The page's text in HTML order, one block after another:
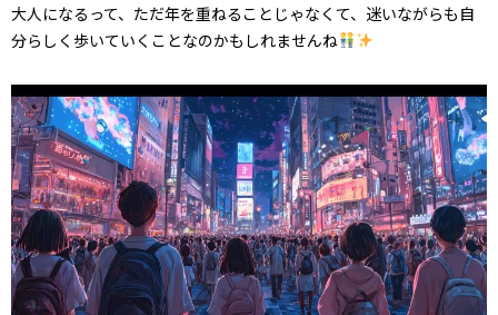
大人になるって、ただ年を重ねることじゃなくて、迷いながらも自
分らしく歩いていくことなのかもしれませんね